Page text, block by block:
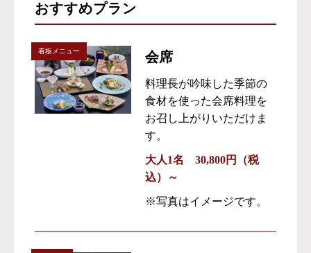
おすすめプラン
看板メニュー 会席
料理長が吟味した季節の
食材を使った会席料理を
お召し上がりいただけま
す。
大人1名 30,800円（税
込）～
※写真はイメージです。